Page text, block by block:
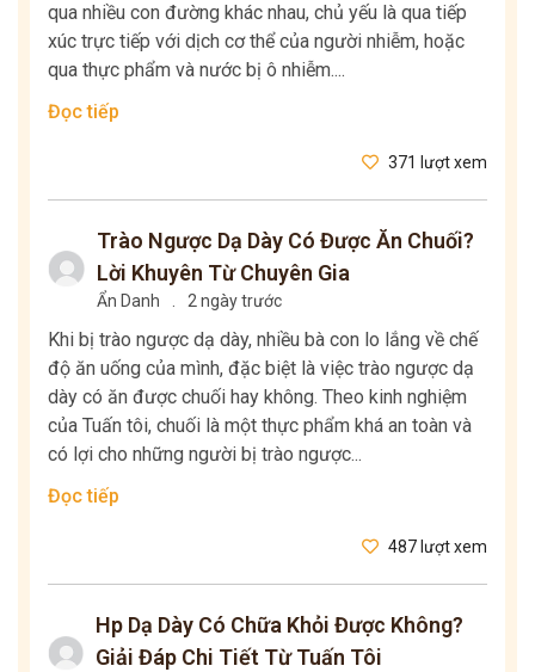
qua nhiều con đường khác nhau, chủ yếu là qua tiếp
xúc trực tiếp với dịch cơ thể của người nhiễm, hoặc
qua thực phẩm và nước bị ô nhiễm....
Đọc tiếp
371 lượt xem
Trào Ngược Dạ Dày Có Được Ăn Chuối?
Lời Khuyên Từ Chuyên Gia
Ẩn Danh 2 ngày trước
Khi bị trào ngược dạ dày, nhiều bà con lo lắng về chế
độ ăn uống của mình, đặc biệt là việc trào ngược dạ
dày có ăn được chuối hay không. Theo kinh nghiệm
của Tuấn tôi, chuối là một thực phẩm khá an toàn và
có lợi cho những người bị trào ngược...
Đọc tiếp
487 lượt xem
Hp Dạ Dày Có Chữa Khỏi Được Không?
Giải Đáp Chi Tiết Từ Tuấn Tôi